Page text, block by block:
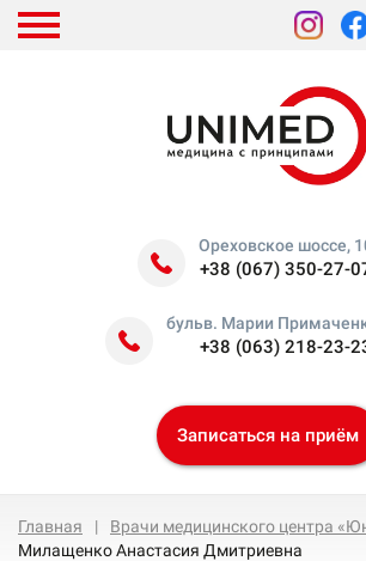
Ореховское шоссе,
+38 (067) 350-27-
бульв. Марии
+38 (063) 218-23-
Записаться на приём
Главная
Врачи медицинского центра
Милащенко Анастасия Дмитриевна